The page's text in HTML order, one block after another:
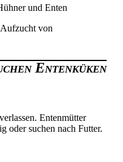
Entenküken
Entenmütter
oder suchen nach Futter.